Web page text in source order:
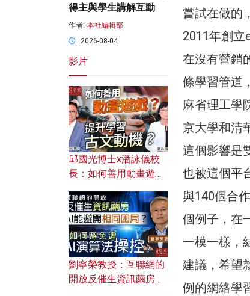
嘗試在做的
2011年創立
在沒有營銷
條學習管道
麻省理工學
京大學和清
這個影響是
也被這個平
與140個合
個例子，在
一模一樣，
建議，希望
例的網絡學
得主與學生講解互動
作者: 本社編輯部
2026-08-04
影片
邱國光博士x潘詠儀校
長：如何善用動畫遊戲
劉寧榮教授：互聯網的
開放反催生資訊繭房，